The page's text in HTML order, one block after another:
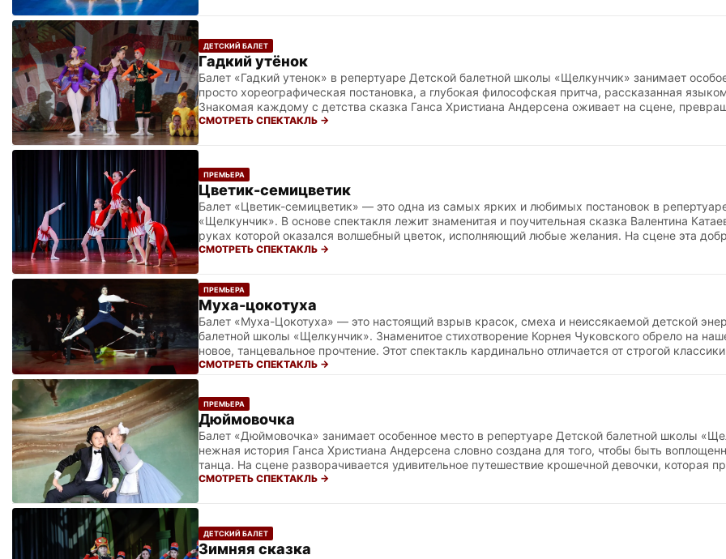
пронизана любовью к классическому искусству и атмосферой настоящего праздника.
ДЕТСКИЙ БАЛЕТ
Гадкий утёнок
Балет «Гадкий утенок» в репертуаре Детской балетной школы «Щелкунчик» занимает
просто хореографическая постановка, а глубокая философская притча, рассказанная
Знакомая каждому с детства сказка Ганса Христиана Андерсена оживает на сцене,
историю о поиске себя, внутренней силе и долгожданном преображении. Под чутким
позволяя им не только демонстрировать технику, но и проживать роль.
СМОТРЕТЬ СПЕКТАКЛЬ →
ПРЕМЬЕРА
Цветик-семицветик
Балет «Цветик-семицветик» — это одна из самых ярких и любимых постановок в
«Щелкунчик». В основе спектакля лежит знаменитая и поучительная сказка Валентина
руках которой оказался волшебный цветок, исполняющий любые желания. На сцене эта
в настоящую хореографическую феерию, где каждый лепесток обретает свой уникальный
классического балета дети рассказывают зрителям о важности сострадания и
СМОТРЕТЬ СПЕКТАКЛЬ →
ПРЕМЬЕРА
Муха-цокотуха
Балет «Муха-Цокотуха» — это настоящий взрыв красок, смеха и неиссякаемой детской
балетной школы «Щелкунчик». Знаменитое стихотворение Корнея Чуковского обрело на
новое, танцевальное прочтение. Этот спектакль кардинально отличается от строгой
искрометным юмором, задорными характерными танцами и невероятной динамикой. Под
отважный Комарик, зловещий Паук и веселая толпа букашек общаются со зрителем на
ритма, доказывая, что балет может быть не только возвышенным, но и невероятно веселым
СМОТРЕТЬ СПЕКТАКЛЬ →
ПРЕМЬЕРА
Дюймовочка
Балет «Дюймовочка» занимает особенное место в репертуаре Детской балетной школы
нежная история Ганса Христиана Андерсена словно создана для того, чтобы быть
танца. На сцене разворачивается удивительное путешествие крошечной девочки, которая
испытаний в поисках своего истинного счастья и настоящих друзей. В постановке
СМОТРЕТЬ СПЕКТАКЛЬ →
ДЕТСКИЙ БАЛЕТ
Зимняя сказка